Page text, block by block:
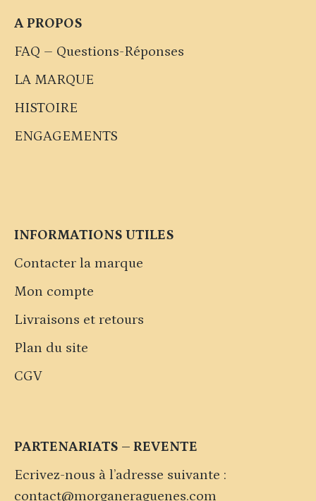
A PROPOS
FAQ – Questions-Réponses
LA MARQUE
HISTOIRE
ENGAGEMENTS
INFORMATIONS UTILES
Contacter la marque
Mon compte
Livraisons et retours
Plan du site
CGV
PARTENARIATS – REVENTE
Ecrivez-nous à l’adresse suivante :
contact@morganeraguenes.com